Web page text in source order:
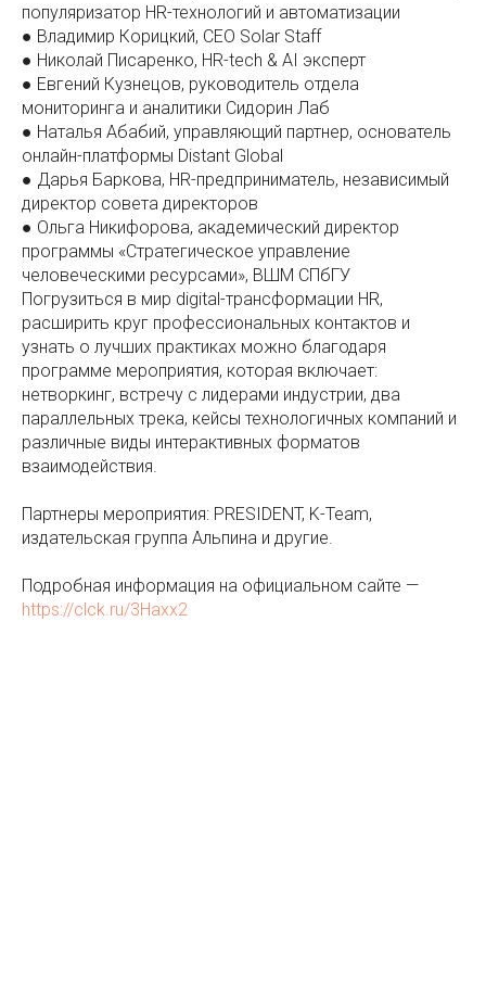
популяризатор HR-технологий и автоматизации
● Владимир Корицкий, CEO Solar Staff
● Николай Писаренко, HR-tech & AI эксперт
● Евгений Кузнецов, руководитель отдела
мониторинга и аналитики Сидорин Лаб
● Наталья Абабий, управляющий партнер, основатель
онлайн-платформы Distant Global
● Дарья Баркова, HR-предприниматель, независимый
директор совета директоров
● Ольга Никифорова, академический директор
программы «Стратегическое управление
человеческими ресурсами», ВШМ СПбГУ
Погрузиться в мир digital-трансформации HR,
расширить круг профессиональных контактов и
узнать о лучших практиках можно благодаря
программе мероприятия, которая включает:
нетворкинг, встречу с лидерами индустрии, два
параллельных трека, кейсы технологичных компаний и
различные виды интерактивных форматов
взаимодействия.
Партнеры мероприятия: PRESIDENT, K-Team,
издательская группа Альпина и другие.
Подробная информация на официальном сайте —
https://clck.ru/3Haxx2